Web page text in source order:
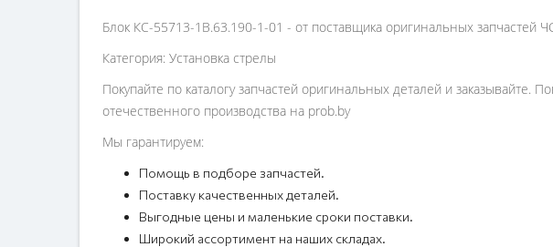
Блок КС-55713-1В.63.190-1-01 - от поставщика оригинальных запчастей
Категория: Установка стрелы
Покупайте по каталогу запчастей оригинальных деталей и заказывайте.
отечественного производства на prob.by
Мы гарантируем:
Помощь в подборе запчастей.
Поставку качественных деталей.
Выгодные цены и маленькие сроки поставки.
Широкий ассортимент на наших складах.